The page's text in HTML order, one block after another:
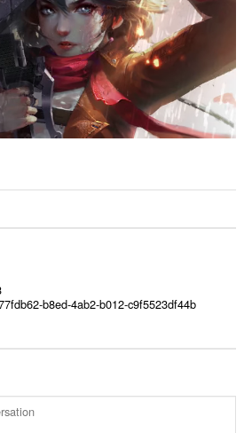
b8ed-4ab2-b012-c9f5523df44b